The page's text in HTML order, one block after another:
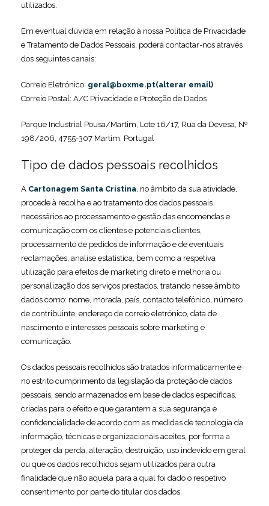
utilizados.
Em eventual dúvida em relação à nossa Política de Privacidade
e Tratamento de Dados Pessoais, poderá contactar-nos através
dos seguintes canais:
Correio Eletrónico: geral@boxme.pt(alterar email)
Correio Postal: A/C Privacidade e Proteção de Dados
Parque Industrial Pousa/Martim, Lote 16/17, Rua da Devesa, Nº
198/206, 4755-307 Martim, Portugal
Tipo de dados pessoais recolhidos
A Cartonagem Santa Cristina, no âmbito da sua atividade,
procede à recolha e ao tratamento dos dados pessoais
necessários ao processamento e gestão das encomendas e
comunicação com os clientes e potenciais clientes,
processamento de pedidos de informação e de eventuais
reclamações, analise estatística, bem como a respetiva
utilização para efeitos de marketing direto e melhoria ou
personalização dos serviços prestados, tratando nesse âmbito
dados como: nome, morada, país, contacto telefónico, número
de contribuinte, endereço de correio eletrónico, data de
nascimento e interesses pessoais sobre marketing e
comunicação.
Os dados pessoais recolhidos são tratados informaticamente e
no estrito cumprimento da legislação da proteção de dados
pessoais, sendo armazenados em base de dados especificas,
criadas para o efeito e que garantem a sua segurança e
confidencialidade de acordo com as medidas de tecnologia da
informação, técnicas e organizacionais aceites, por forma a
proteger da perda, alteração, destruição, uso indevido em geral
ou que os dados recolhidos sejam utilizados para outra
finalidade que não aquela para a qual foi dado o respetivo
consentimento por parte do titular dos dados.